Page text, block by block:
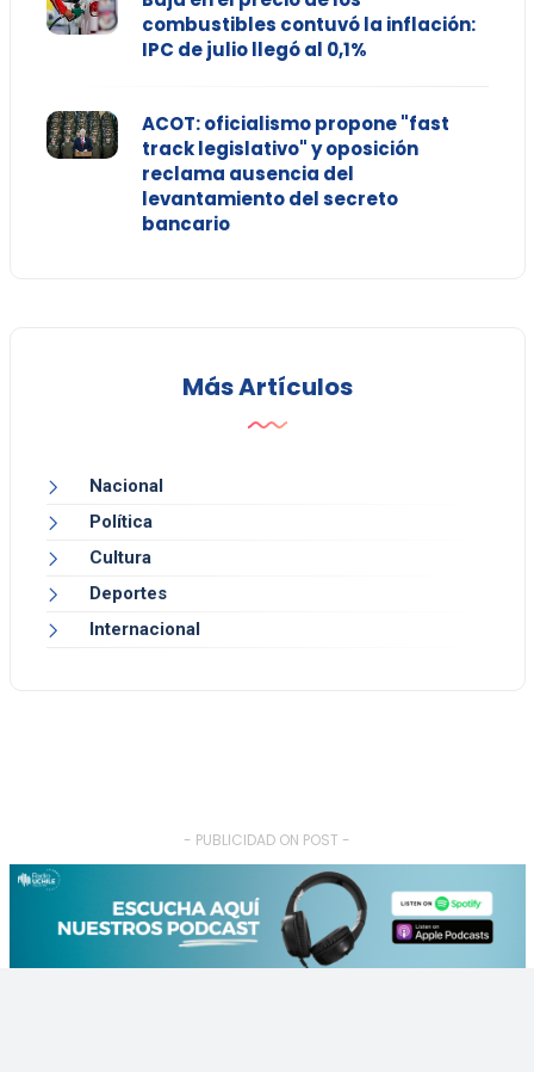
combustibles contuvó la inflación:
IPC de julio llegó al 0,1%
ACOT: oficialismo propone "fast
track legislativo" y oposición
reclama ausencia del
levantamiento del secreto
bancario
Más Artículos
Nacional
Política
Cultura
Deportes
Internacional
- PUBLICIDAD ON POST -